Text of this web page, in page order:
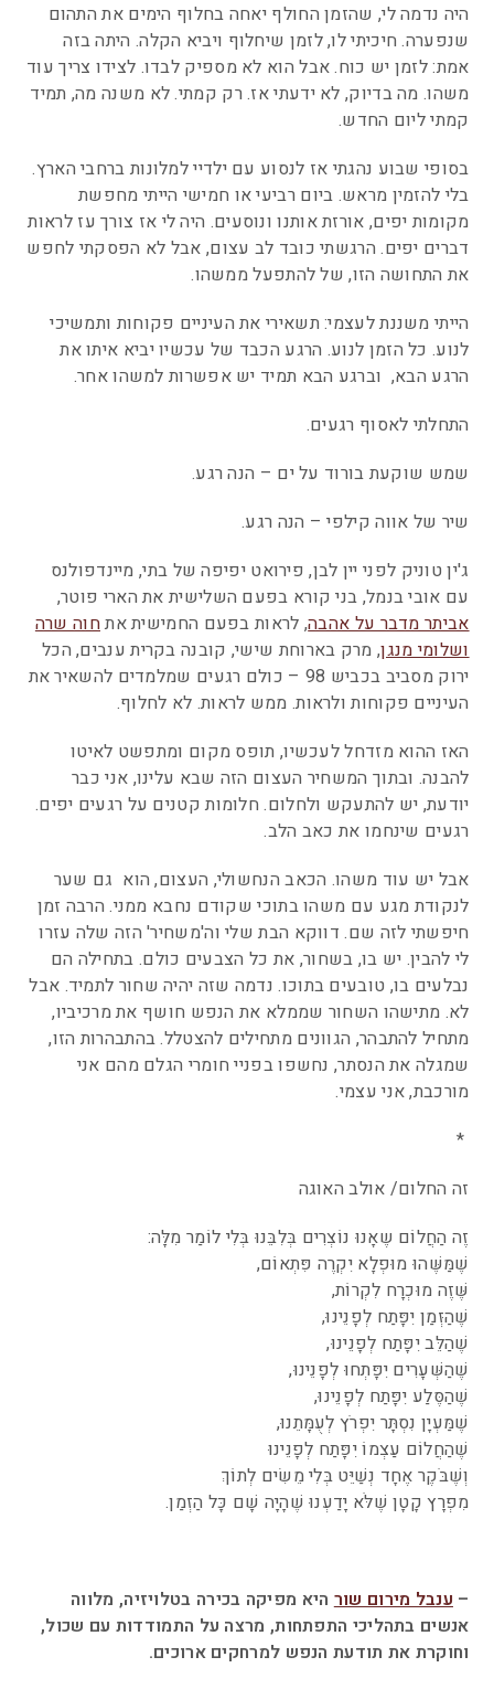
היה נדמה לי, שהזמן החולף יאחה בחלוף הימים את התהום
שנפערה. חיכיתי לו, לזמן שיחלוף ויביא הקלה. היתה בזה
אמת: לזמן יש כוח. אבל הוא לא מספיק לבדו. לצידו צריך עוד
משהו. מה בדיוק, לא ידעתי אז. רק קמתי. לא משנה מה, תמיד
קמתי ליום החדש.
בסופי שבוע נהגתי אז לנסוע עם ילדיי למלונות ברחבי הארץ.
בלי להזמין מראש. ביום רביעי או חמישי הייתי מחפשת
מקומות יפים, אורזת אותנו ונוסעים. היה לי אז צורך עז לראות
דברים יפים. הרגשתי כובד לב עצום, אבל לא הפסקתי לחפש
את התחושה הזו, של להתפעל ממשהו.
הייתי משננת לעצמי: תשאירי את העיניים פקוחות ותמשיכי
לנוע. כל הזמן לנוע. הרגע הכבד של עכשיו יביא איתו את
הרגע הבא, וברגע הבא תמיד יש אפשרות למשהו אחר.
התחלתי לאסוף רגעים.
שמש שוקעת בורוד על ים – הנה רגע.
שיר של אווה קילפי – הנה רגע.
ג'ין טוניק לפני יין לבן, פירואט יפיפה של בתי, מיינדפולנס
עם אובי בנמל, בני קורא בפעם השלישית את הארי פוטר,
אביתר מדבר על אהבה, לראות בפעם החמישית אתחוה שרה
ושלומי מנגן, מרק בארוחת שישי, קובנה בקרית ענבים, הכל
ירוק מסביב בכביש 98 – כולם רגעים שמלמדים להשאיר את
העיניים פקוחות ולראות. ממש לראות. לא לחלוף.
האז ההוא מזדחל לעכשיו, תופס מקום ומתפשט לאיטו
להבנה. ובתוך המשחיר העצום הזה שבא עלינו, אני כבר
יודעת, יש להתעקש ולחלום. חלומות קטנים על רגעים יפים.
רגעים שינחמו את כאב הלב.
אבל יש עוד משהו. הכאב הנחשולי, העצום, הוא גם שער
לנקודת מגע עם משהו בתוכי שקודם נחבא ממני. הרבה זמן
חיפשתי לזה שם. דווקא הבת שלי וה'משחיר' הזה שלה עזרו
לי להבין. יש בו, בשחור, את כל הצבעים כולם. בתחילה הם
נבלעים בו, טובעים בתוכו. נדמה שזה יהיה שחור לתמיד. אבל
לא. מתישהו השחור שממלא את הנפש חושף את מרכיביו,
מתחיל להתבהר, הגוונים מתחילים להצטלל. בהתבהרות הזו,
שמגלה את הנסתר, נחשפו בפניי חומרי הגלם מהם אני
מורכבת, אני עצמי.
*
זה החלום/ אולב האוגה
זֶה הַחֲלוֹם שֶאָנוּ נוֹצְרִים בְּלִבֵּנוּ בְּלִי לוֹמַר מִלָּה:
שֶׁמַּשֶּׁהוּ מוּפְלָא יִקְרֶה פִּתְאוֹם,
שֶּׁזֶה מוּכְרָח לִקְרוֹת,
שֶׁהַזְּמַן יִפָּתַח לְפָנֵינוּ,
שֶׁהַלֵּב יִפָּתַח לְפָנֵינוּ,
שֶׁהַשְּׁעָרִים יִפָּתְחוּ לְפָנֵינוּ,
שֶׁהַסֶּלַע יִפָּתַח לְפָנֵינוּ,
שֶׁמַּעְיָן נִסְתָּר יִפְרֹץ לְעֻמָּתֵנוּ,
שֶׁהַחֲלוֹם עַצְמוֹ יִפָּתַח לְפָנֵינוּ
וְשֶׁבֹּקֶר אֶחָד נְשַׁיֵּט בְּלִי מֵשִׂים לְתוֹךְ
מִפְרָץ קָטָן שֶׁלֹּא יָדַעְנוּ שֶׁהָיָה שָׁם כָּל הַזְמַן.
–ענבל מירום שורהיא מפיקה בכירה בטלויזיה, מלווה
אנשים בתהליכי התפתחות, מרצה על התמודדות עם שכול,
וחוקרת את תודעת הנפש למרחקים ארוכים.